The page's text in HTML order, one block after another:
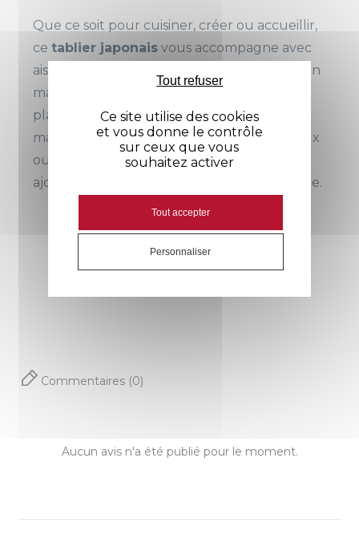
Que ce soit pour cuisiner, créer ou accueillir,
ce tablier japonais vous accompagne avec
aisance et style. Le croisé dans le dos offre un
maintien parfait, tandis que la poche
plaquée garde vos accessoires à portée de
main. Les tissus disponibles, 100% coton doux
ou poly-coton effet denim tendance,
ajoutent confort et modernité à votre tenue.
Avis
Commentaires (0)
Aucun avis n'a été publié pour le moment.
Ce site utilise des cookies
et vous donne le contrôle
sur ceux que vous
souhaitez activer
Tout accepter
Tout refuser
Personnaliser